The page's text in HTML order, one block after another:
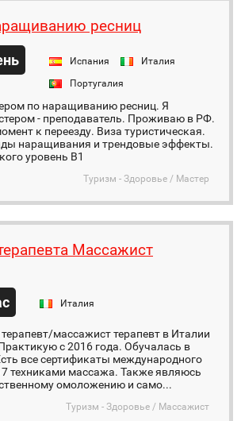
ресниц
Испания
Италия
Португалия
по наращиванию ресниц. Я
- преподаватель. Проживаю в РФ.
к переезду. Виза туристическая.
наращивания и трендовые эффекты.
уровень В1
Туризм - Здоровье / Мастер
Массажист
Италия
массажист терапевт в Италии
с 2016 года. Обучалась в
все сертификаты международного
техниками массажа. Также являюсь
омоложению и само...
Туризм - Здоровье / Массажист